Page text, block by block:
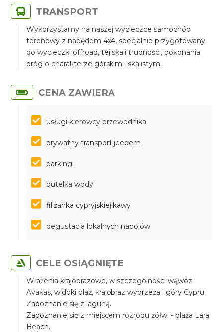
TRANSPORT
Wykorzystamy na naszej wycieczce samochód
terenowy z napędem 4x4, specjalnie przygotowany
do wycieczki offroad, tej skali trudności, pokonania
dróg o charakterze górskim i skalistym.
CENA ZAWIERA
usługi kierowcy przewodnika
prywatny transport jeepem
parkingi
butelka wody
filiżanka cypryjskiej kawy
degustacja lokalnych napojów
CELE OSIĄGNIĘTE
Wrażenia krajobrazowe, w szczególności wąwóz
Avakas, widoki plaż, krajobraz wybrzeża i góry Cypru
Zapoznanie się z laguną.
Zapoznanie się z miejscem rozrodu żółwi - plaża Lara
Beach.